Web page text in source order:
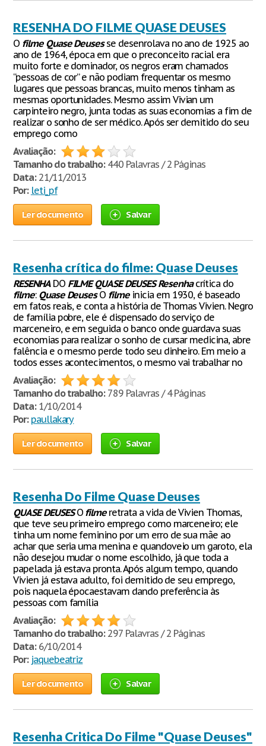
RESENHA DO FILME QUASE DEUSES
O filme Quase Deusesse desenrolava no ano de 1925 ao
ano de 1964, época em que o preconceito racial era
muito forte e dominador, os negros eram chamados
“pessoas de cor” e não podiam frequentar os mesmo
lugares que pessoas brancas, muito menos tinham as
mesmas oportunidades. Mesmo assim Vivian um
carpinteiro negro, junta todas as suas economias a fim de
realizar o sonho de ser médico. Após ser demitido do seu
emprego como
Avaliação:
Tamanho do trabalho:440 Palavras / 2 Páginas
Data:21/11/2013
Por: leti_pf
Ler documento Salvar
Resenha crítica do filme: Quase Deuses
RESENHADO FILME QUASE DEUSES Resenhacrítica do
filme: Quase DeusesO filmeinicia em 1930, é baseado
em fatos reais, e conta a história de Thomas Vivien. Negro
de família pobre, ele é dispensado do serviço de
marceneiro, e em seguida o banco onde guardava suas
economias para realizar o sonho de cursar medicina, abre
falência e o mesmo perde todo seu dinheiro. Em meio a
todos esses acontecimentos, o mesmo vai trabalhar no
Avaliação:
Tamanho do trabalho:789 Palavras / 4 Páginas
Data:1/10/2014
Por: paullakary
Ler documento Salvar
Resenha Do Filme Quase Deuses
QUASE DEUSESO filmeretrata a vida de Vivien Thomas,
que teve seu primeiro emprego como marceneiro; ele
tinha um nome feminino por um erro de sua mãe ao
achar que seria uma menina e quandoveio um garoto, ela
não desejou mudar o nome escolhido, já que toda a
papelada já estava pronta. Após algum tempo, quando
Vivien já estava adulto, foi demitido de seu emprego,
pois naquela épocaestavam dando preferência às
pessoas com família
Avaliação:
Tamanho do trabalho:297 Palavras / 2 Páginas
Data:6/10/2014
Por: jaquebeatriz
Ler documento Salvar
Resenha Critica Do Filme "Quase Deuses"